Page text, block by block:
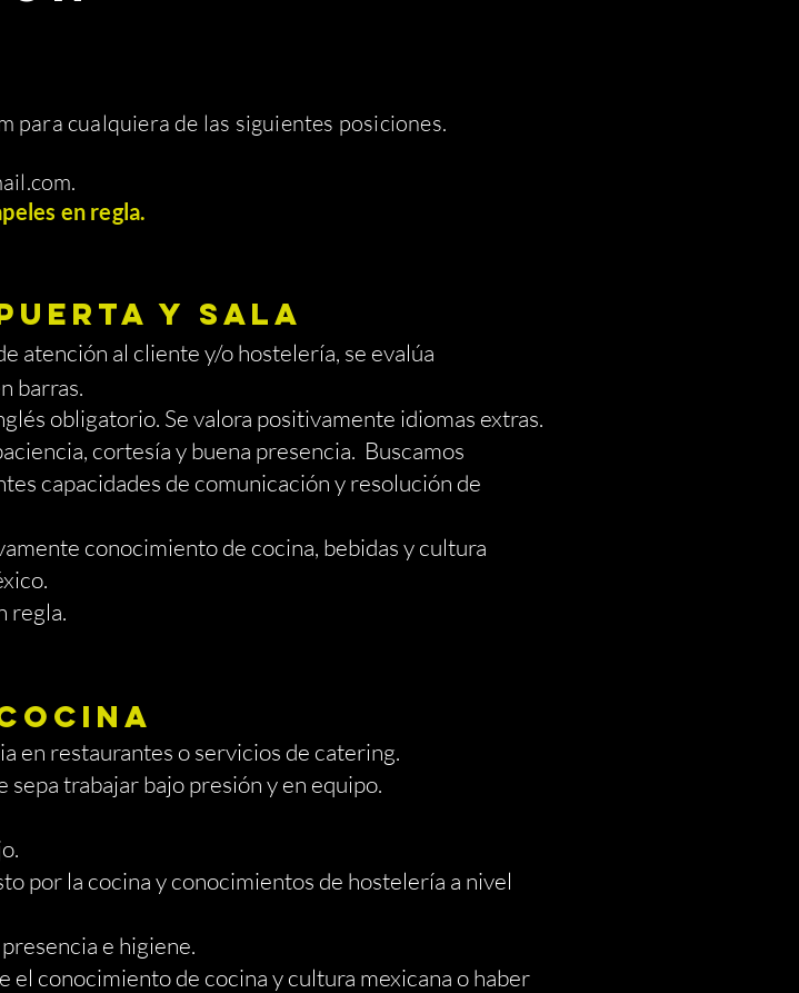
para cualquiera de las siguientes posiciones.
.
en regla.
Y SALA
atención al cliente y/o hostelería, se evalúa
barras.
obligatorio. Se valora positivamente idiomas extras.
cortesía y buena presencia. Buscamos
capacidades de comunicación y resolución de
conocimiento de cocina, bebidas y cultura
restaurantes o servicios de catering.
trabajar bajo presión y en equipo.
la cocina y conocimientos de hostelería a nivel
e higiene.
conocimiento de cocina y cultura mexicana o haber